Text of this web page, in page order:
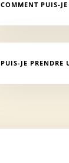
COMMENT PUIS-JE
PUIS-JE PRENDRE